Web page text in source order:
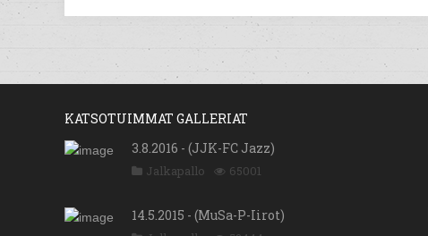
KATSOTUIMMAT GALLERIAT
3.8.2016 - (JJK-FC Jazz)
Jalkapallo 65001
14.5.2015 - (MuSa-P-Iirot)